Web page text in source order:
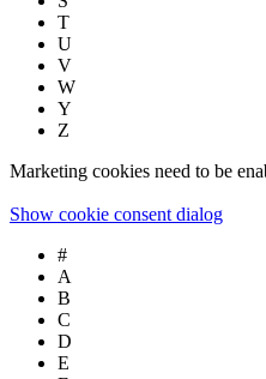
T
U
V
W
Y
Z
Marketing cookies need to be
Show cookie consent dialog
#
A
B
C
D
E